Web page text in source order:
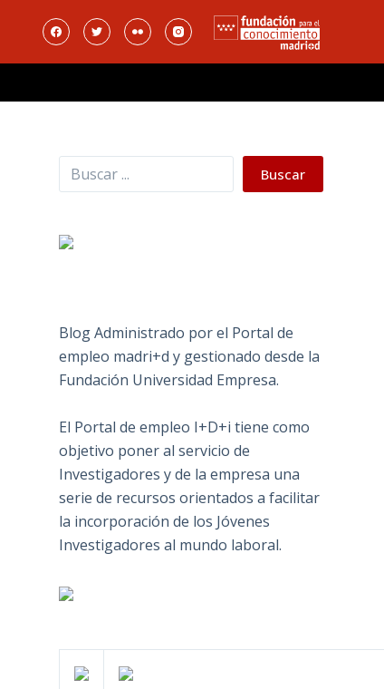
Buscar Buscar
Blog Administrado por el Portal de
empleo madri+d y gestionado desde la
Fundación Universidad Empresa.
El Portal de empleo I+D+i tiene como
objetivo poner al servicio de
Investigadores y de la empresa una
serie de recursos orientados a facilitar
la incorporación de los Jóvenes
Investigadores al mundo laboral.